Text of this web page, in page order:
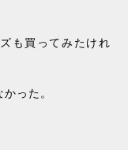
も買ってみたけれ
った。